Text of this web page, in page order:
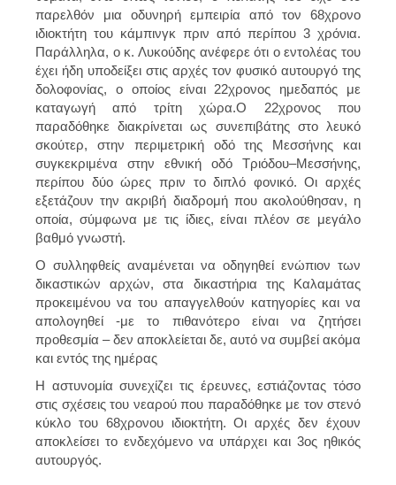
παρελθόν μια οδυνηρή εμπειρία από τον 68χρονο
ιδιοκτήτη του κάμπινγκ πριν από περίπου 3 χρόνια.
Παράλληλα, ο κ. Λυκούδης ανέφερε ότι ο εντολέας του
έχει ήδη υποδείξει στις αρχές τον φυσικό αυτουργό της
δολοφονίας, ο οποίος είναι 22χρονος ημεδαπός με
καταγωγή από τρίτη χώρα.Ο 22χρονος που
παραδόθηκε διακρίνεται ως συνεπιβάτης στο λευκό
σκούτερ, στην περιμετρική οδό της Μεσσήνης και
συγκεκριμένα στην εθνική οδό Τριόδου–Μεσσήνης,
περίπου δύο ώρες πριν το διπλό φονικό. Οι αρχές
εξετάζουν την ακριβή διαδρομή που ακολούθησαν, η
οποία, σύμφωνα με τις ίδιες, είναι πλέον σε μεγάλο
βαθμό γνωστή.
Ο συλληφθείς αναμένεται να οδηγηθεί ενώπιον των
δικαστικών αρχών, στα δικαστήρια της Καλαμάτας
προκειμένου να του απαγγελθούν κατηγορίες και να
απολογηθεί -με το πιθανότερο είναι να ζητήσει
προθεσμία – δεν αποκλείεται δε, αυτό να συμβεί ακόμα
και εντός της ημέρας
Η αστυνομία συνεχίζει τις έρευνες, εστιάζοντας τόσο
στις σχέσεις του νεαρού που παραδόθηκε με τον στενό
κύκλο του 68χρονου ιδιοκτήτη. Οι αρχές δεν έχουν
αποκλείσει το ενδεχόμενο να υπάρχει και 3ος ηθικός
αυτουργός.